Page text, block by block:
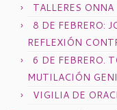
TALLERES ONNA
8 DE FEBRERO:
REFLEXIÓN
6 DE FEBRERO.
MUTILACIÓN
VIGILIA DE